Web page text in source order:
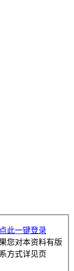
点此一键登录
您对本资料有版
方式详见页